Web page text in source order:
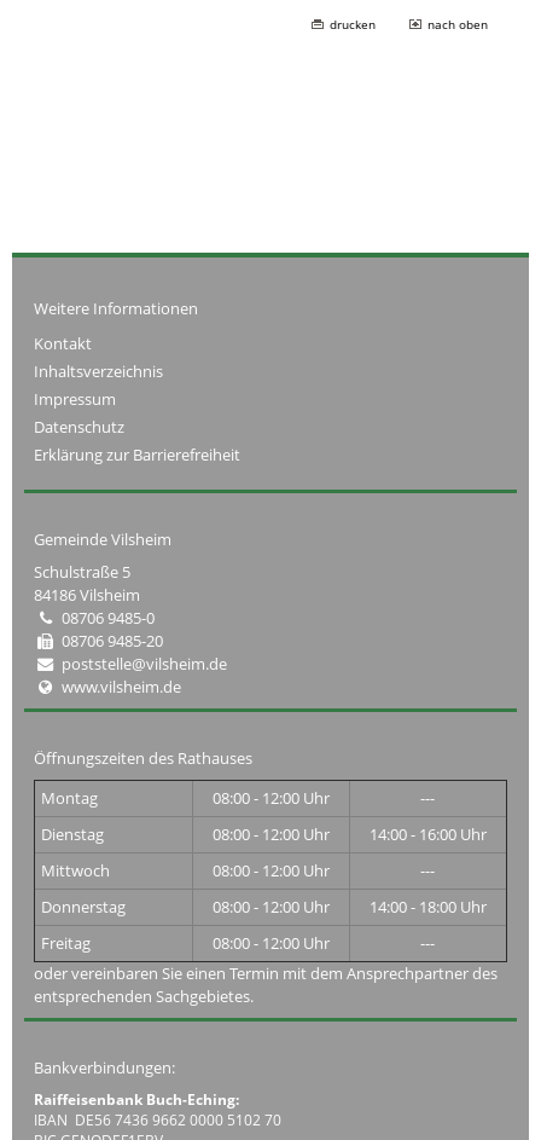
drucken nach oben
Weitere Informationen
Kontakt
Inhaltsverzeichnis
Impressum
Datenschutz
Erklärung zur Barrierefreiheit
Gemeinde Vilsheim
Schulstraße 5
84186 Vilsheim
08706 9485-0
08706 9485-20
poststelle@vilsheim.de
www.vilsheim.de
Öffnungszeiten des Rathauses
Montag
08:00 - 12:00 Uhr
---
Dienstag
08:00 - 12:00 Uhr
14:00 - 16:00 Uhr
Mittwoch
08:00 - 12:00 Uhr
---
Donnerstag
08:00 - 12:00 Uhr
14:00 - 18:00 Uhr
Freitag
08:00 - 12:00 Uhr
---
oder vereinbaren Sie einen Termin mit dem Ansprechpartner des
entsprechenden Sachgebietes.
Bankverbindungen:
Raiffeisenbank Buch-Eching:
IBAN DE56 7436 9662 0000 5102 70